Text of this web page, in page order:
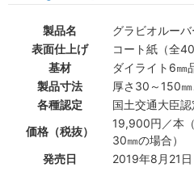
製品名
グラビオルー
表面仕上げ
コート紙（全40
基材
ダイライト6㎜
製品寸法
厚さ30～150
各種認定
国土交通大臣
価格（税抜）
19,900円／本
30㎜の場合）
発売日
2019年8月21日